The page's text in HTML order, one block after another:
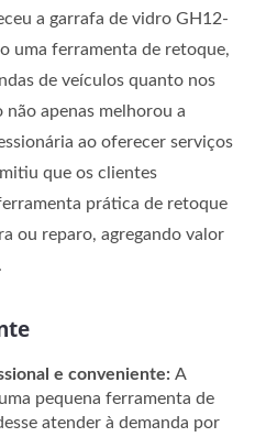
a garrafa de vidro GH12-
uma ferramenta de retoque,
de veículos quanto nos
não apenas melhorou a
ao oferecer serviços
que os clientes
prática de retoque
ou reparo, agregando valor
e conveniente: A
pequena ferramenta de
atender à demanda por